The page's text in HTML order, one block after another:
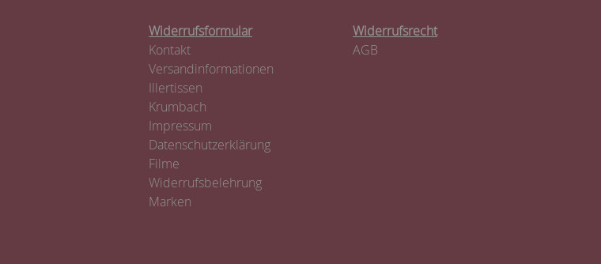
Widerrufsformular
Kontakt
Versandinformationen
Illertissen
Krumbach
Impressum
Datenschutzerklärung
Filme
Widerrufsbelehrung
Marken
Widerrufsrecht
AGB